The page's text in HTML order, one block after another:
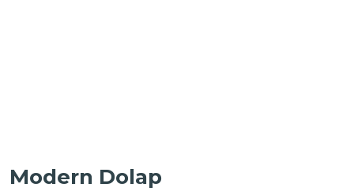
Modern Dolap